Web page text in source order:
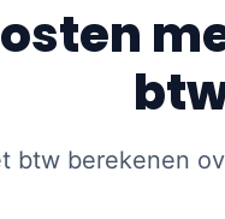
btw berekenen